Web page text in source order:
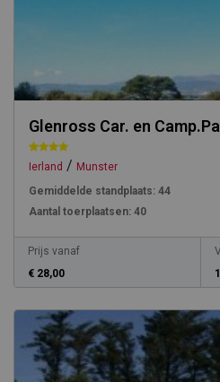
Glenross Car. en
Ierland / Munster
Gemiddelde standplaats: 44
Aantal toerplaatsen: 40
Prijs vanaf
€ 28,00